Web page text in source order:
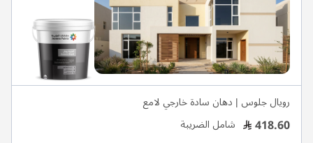
رويال جلوس | دهان سادة خارجي لامع
418.60 شامل الضريبة